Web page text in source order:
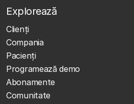
Explorează
Clienţi
Compania
Pacienți
Programează demo
Abonamente
Comunitate